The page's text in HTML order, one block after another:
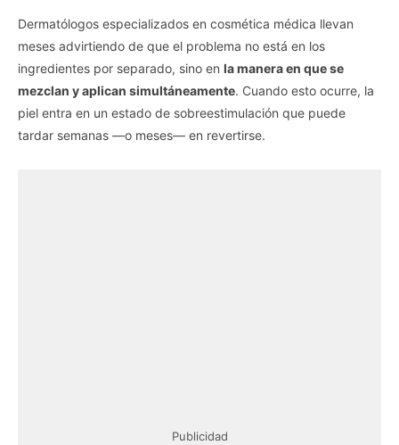
Dermatólogos especializados en cosmética médica llevan
meses advirtiendo de que el problema no está en los
ingredientes por separado, sino en la manera en que se
mezclan y aplican simultáneamente. Cuando esto ocurre, la
piel entra en un estado de sobreestimulación que puede
tardar semanas —o meses— en revertirse.
Publicidad